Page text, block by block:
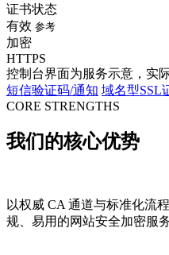
证书状态
有效 参考
加密
HTTPS
控制台界面为服务示意，实
短信验证码/通知 域名型SSL
CORE STRENGTHS
我们的核心优势
以权威 CA 通道与标准化流
规、易用的网站安全加密服务